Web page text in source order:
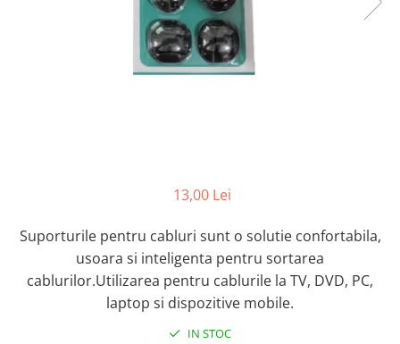
Markere Multisuprafete
Adezivi & Benzi Adezive
Climatizare & Iluminare
Pet Care & Accesorii
Perii, trimmere si clesti
Castroane si Adapatori Animale
Laptop, Tablete & Telefoane
13,00 Lei
Suporturile pentru cabluri sunt o solutie confortabila,
usoara si inteligenta pentru sortarea
cablurilor.Utilizarea pentru cablurile la TV, DVD, PC,
laptop si dispozitive mobile.
IN STOC